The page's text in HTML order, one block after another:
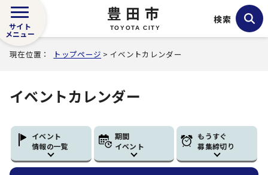
豊田市
TOYOTA CITY
サイト
メニュー
検索
現在位置： トップページ > イベントカレンダー
イベントカレンダー
イベント
情報の一覧
期間
イベント
もうすぐ
募集締切り